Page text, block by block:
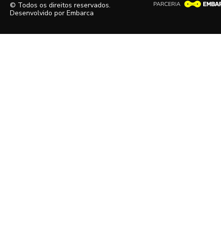
© Todos os direitos reservados.
Desenvolvido por Embarca